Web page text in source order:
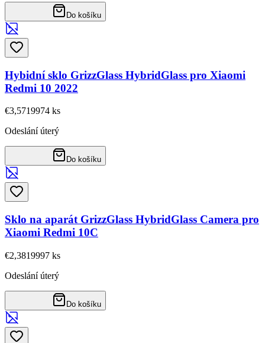
Do košíku
Hybidní sklo GrizzGlass HybridGlass pro Xiaomi
Redmi 10 2022
€3,5719974 ks
Odeslání úterý
Do košíku
Sklo na aparát GrizzGlass HybridGlass Camera pro
Xiaomi Redmi 10C
€2,3819997 ks
Odeslání úterý
Do košíku